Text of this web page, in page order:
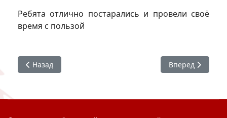
Ребята отлично постарались и провели своё
время с пользой
Предыдущий: На одной орбите
Назад Следующий:
Вперед